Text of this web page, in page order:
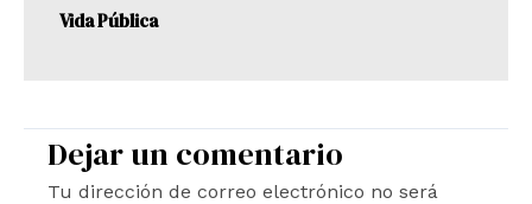
Vida Pública
Dejar un comentario
Tu dirección de correo electrónico no será